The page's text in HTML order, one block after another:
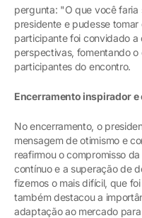
pergunta: "O que você faria
presidente e pudesse
participante foi convidado a
perspectivas, fomentando
participantes do encontro.
Encerramento inspirador
No encerramento, o
mensagem de otimismo e
reafirmou o compromisso
contínuo e a superação de
fizemos o mais difícil, que
também destacou a
adaptação ao mercado